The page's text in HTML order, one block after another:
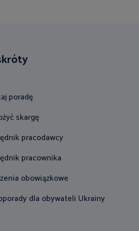
poradę
skargę
pracodawcy
pracownika
obowiązkowe
dla obywateli Ukrainy